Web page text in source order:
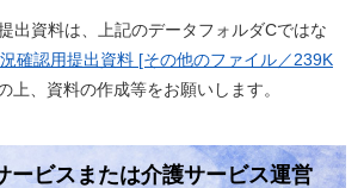
出資料は、上記のデータフォルダCではな
確認用提出資料 [その他のファイル／239K
上、資料の作成等をお願いします。
ビスまたは介護サービス運営